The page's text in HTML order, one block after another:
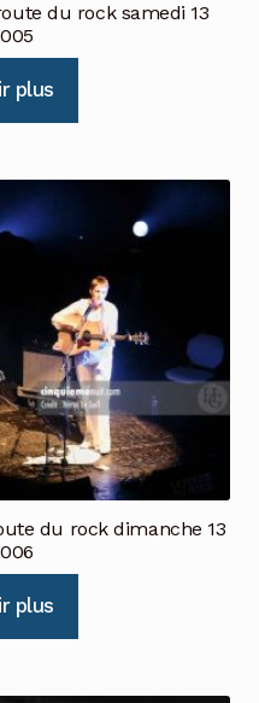
du rock samedi 13
plus
du rock dimanche 13
plus